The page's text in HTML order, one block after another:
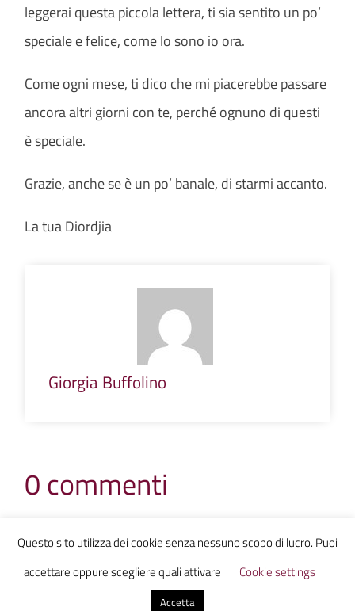
leggerai questa piccola lettera, ti sia sentito un po’
speciale e felice, come lo sono io ora.
Come ogni mese, ti dico che mi piacerebbe passare
ancora altri giorni con te, perché ognuno di questi
è speciale.
Grazie, anche se è un po’ banale, di starmi accanto.
La tua Diordjia
Giorgia Buffolino
0 commenti
Invia un commento
Il tuo indirizzo email non sarà pubblicato.
I campi
obbligatori sono contrassegnati
Questo sito utilizza dei cookie senza nessuno scopo di lucro. Puoi
accettare oppure scegliere quali attivare
Cookie settings
Accetta